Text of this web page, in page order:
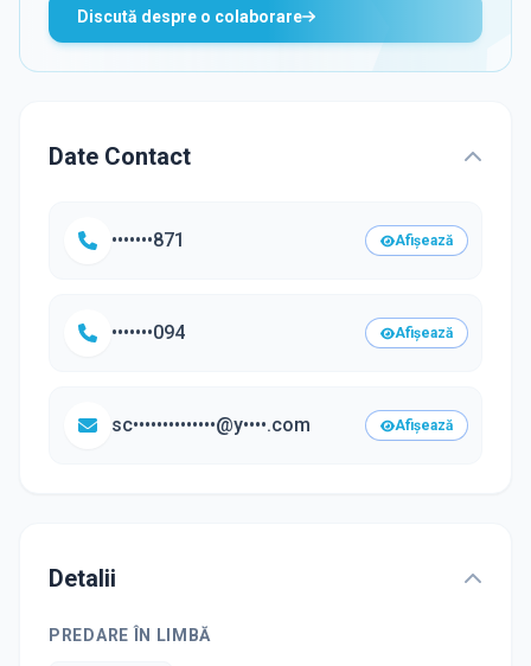
Discută despre o colaborare
Date Contact
•••••••871 Afișează
•••••••094 Afișează
sc••••••••••••••@y••••.com Afișează
Detalii
PREDARE ÎN LIMBĂ